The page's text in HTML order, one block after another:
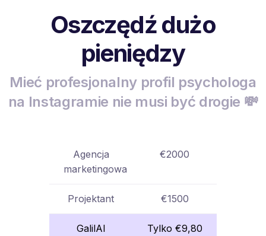
Oszczędź dużo
pieniędzy
Mieć profesjonalny profil psychologa
na Instagramie nie musi być drogie 💸
Agencja
marketingowa
€2000
Projektant €1500
GalilAI
Tylko €9,80